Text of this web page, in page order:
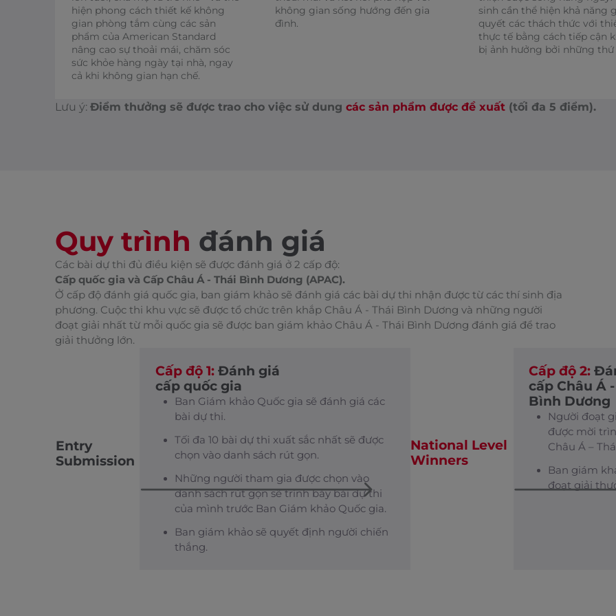
hiện phong cách thiết kế không
gian phòng tắm cùng các sản
phẩm của American Standard
nâng cao sự thoải mái, chăm sóc
sức khỏe hàng ngày tại nhà, ngay
cả khi không gian hạn chế.
không gian sống hướng đến gia
đình.
sinh cần thể hiện khả năng
quyết các thách thức với
thực tế bằng cách tiếp cận
bị ảnh hưởng bởi những thứ
Lưu ý: Điểm thưởng sẽ được trao cho việc sử dung các sản phẩm được đề xuất (tối đa 5 điểm).
Quy trình đánh giá
Các bài dự thi đủ điều kiện sẽ được đánh giá ở 2 cấp độ:
Cấp quốc gia và Cấp Châu Á - Thái Bình Dương (APAC).
Ở cấp độ đánh giá quốc gia, ban giám khảo sẽ đánh giá các bài dự thi nhận được từ các thí sinh địa
phương. Cuộc thi khu vực sẽ được tổ chức trên khắp Châu Á - Thái Bình Dương và những người
đoạt giải nhất từ mỗi quốc gia sẽ được ban giám khảo Châu Á - Thái Bình Dương đánh giá để trao
giải thưởng lớn.
Entry
Submission
Cấp độ 1: Đánh giá
cấp quốc gia
Ban Giám khảo Quốc gia sẽ đánh giá các
bài dự thi.
Tối đa 10 bài dự thi xuất sắc nhất sẽ được
chọn vào danh sách rút gọn.
Những người tham gia được chọn vào
danh sách rút gọn sẽ trình bày bài dự thi
của mình trước Ban Giám khảo Quốc gia.
Ban giám khảo sẽ quyết định người chiến
thắng.
National Level
Winners
Cấp độ 2:
cấp Châu Á
Bình Dương
Người đoạt
được mời
Châu Á –
Ban giám
đoạt giải